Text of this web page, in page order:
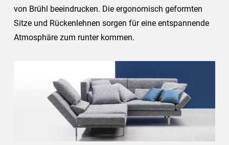
von Brühl beeindrucken. Die ergonomisch geformten
Sitze und Rückenlehnen sorgen für eine entspannende
Atmosphäre zum runter kommen.